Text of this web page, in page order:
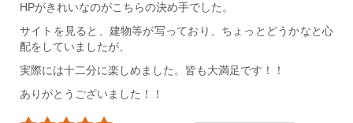
HPがきれいなのがこちらの決め手でした。
サイトを見ると、建物等が写っており、ちょっとどうかなと心
配をしていましたが、
実際には十二分に楽しめました。皆も大満足です！！
ありがとうございました！！